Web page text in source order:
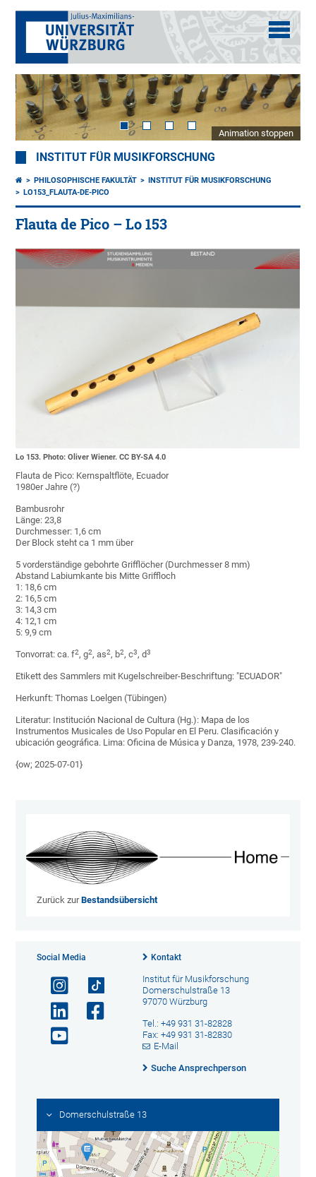
Animation stoppen
INSTITUT FÜR MUSIKFORSCHUNG
PHILOSOPHISCHE FAKULTÄT
INSTITUT FÜR MUSIKFORSCHUNG
LO153_FLAUTA-DE-PICO
Flauta de Pico – Lo 153
Lo 153. Photo: Oliver Wiener. CC BY-SA 4.0
Flauta de Pico: Kernspaltflöte, Ecuador
1980er Jahre (?)
Bambusrohr
Länge: 23,8
Durchmesser: 1,6 cm
Der Block steht ca 1 mm über
5 vorderständige gebohrte Grifflöcher (Durchmesser 8 mm)
Abstand Labiumkante bis Mitte Griffloch
1: 18,6 cm
2: 16,5 cm
3: 14,3 cm
4: 12,1 cm
5: 9,9 cm
Tonvorrat: ca. f2, g2, as2, b2, c3, d3
Etikett des Sammlers mit Kugelschreiber-Beschriftung: "ECUADOR"
Herkunft: Thomas Loelgen (Tübingen)
Literatur: Institución Nacional de Cultura (Hg.): Mapa de los
Instrumentos Musicales de Uso Popular en El Peru. Clasificación y
ubicación geográfica. Lima: Oficina de Música y Danza, 1978, 239-240.
{ow; 2025-07-01}
Zurück zurBestandsübersicht
Social Media Kontakt
Institut für Musikforschung
Domerschulstraße 13
97070 Würzburg
Tel.: +49 931 31-82828
Fax: +49 931 31-82830
E-Mail
Suche Ansprechperson
Domerschulstraße 13